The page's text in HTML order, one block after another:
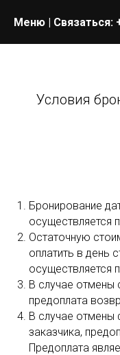
Меню | Связаться:
Условия
Бронирование
осуществляется
Остаточную
оплатить в день
осуществляется
В случае
предоплата
В случае
заказчика,
Предоплата